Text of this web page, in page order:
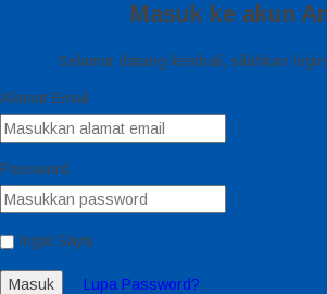
Masuk ke akun
Selamat datang kembali, silahkan
Alamat Email
Password
Ingat Saya
Masuk Lupa Password?